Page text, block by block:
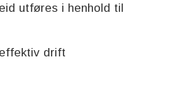
utføres i henhold til
drift